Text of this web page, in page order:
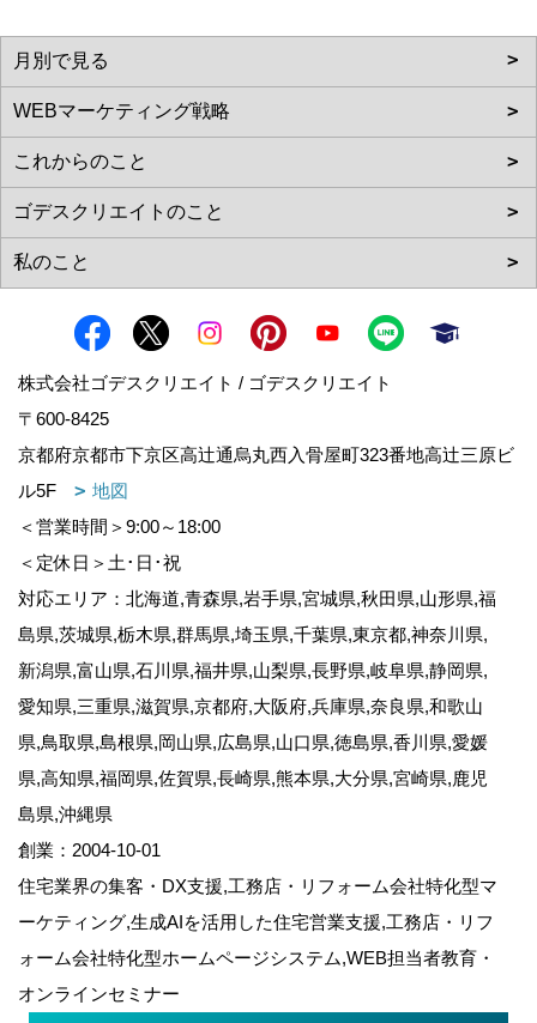
株式会社ゴデスクリエイト / ゴデスクリエイト
〒600-8425
京都府京都市下京区高辻通烏丸西入骨屋町323番地高辻三原ビ
ル5F
地図
＜営業時間＞9:00～18:00
＜定休日＞土･日･祝
対応エリア：北海道,青森県,岩手県,宮城県,秋田県,山形県,福
島県,茨城県,栃木県,群馬県,埼玉県,千葉県,東京都,神奈川県,
新潟県,富山県,石川県,福井県,山梨県,長野県,岐阜県,静岡県,
愛知県,三重県,滋賀県,京都府,大阪府,兵庫県,奈良県,和歌山
県,鳥取県,島根県,岡山県,広島県,山口県,徳島県,香川県,愛媛
県,高知県,福岡県,佐賀県,長崎県,熊本県,大分県,宮崎県,鹿児
島県,沖縄県
創業：2004-10-01
住宅業界の集客・DX支援,工務店・リフォーム会社特化型マ
ーケティング,生成AIを活用した住宅営業支援,工務店・リフ
ォーム会社特化型ホームページシステム,WEB担当者教育・
オンラインセミナー